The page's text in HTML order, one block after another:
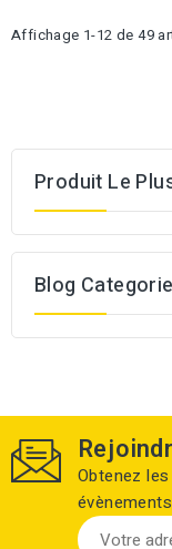
Affichage 1-12 de 49
Produit Le
Blog
Obtenez